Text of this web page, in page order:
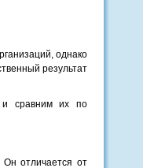
однако
результат
и сравним их по
отличается от